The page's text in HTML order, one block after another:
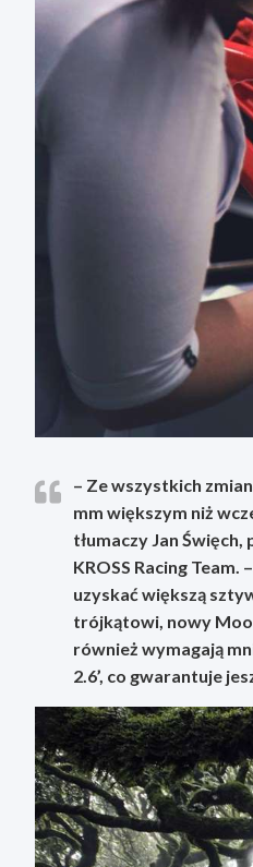
– Ze wszystkich
mm większym niż
tłumaczy Jan
KROSS Racing Team.
uzyskać większą
trójkątowi, nowy
również wymagają
2.6’, co gwarantuje